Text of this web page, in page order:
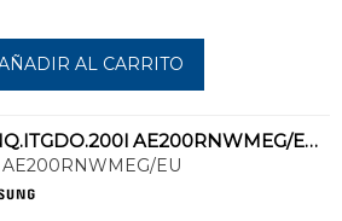
AL CARRITO
U.TNQ.ITGDO.200l AE200RNWMEG/EU GPO.HDCO.MONO P/SISTEMAS EHS MONO Hta 16,0kW
AE200RNWMEG/EU